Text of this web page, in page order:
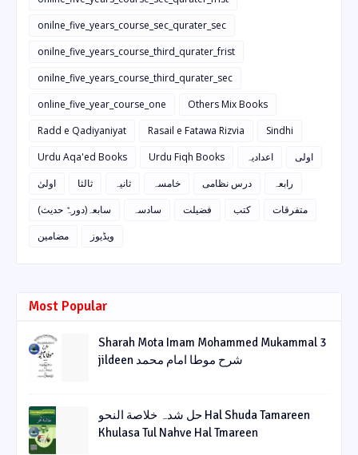
onilne_five_years_course_sec_qurater_sec
onilne_five_years_course_third_qurater_frist
onilne_five_years_course_third_qurater_sec
online_five_year_course_one
Others Mix Books
Radd e Qadiyaniyat
Rasail e Fatawa Rizvia
Sindhi
Urdu Aqa'ed Books
Urdu Fiqh Books اعدادیہ
اولی
اولیٰ
ثالثا ثانیہ خامسہ درس نظامی
رابعہ
سابعہ(دورہٌ حدیث)
سادسہ فضیلت کتب
متفرقات
مضامین
ویڈیوز
Most Popular
Sharah Mota Imam Mohammed Mukammal 3
jildeen شرح موطا امام محمد
حل شدہ خلاصة النحو Hal Shuda Tamareen
Khulasa Tul Nahve Hal Tmareen